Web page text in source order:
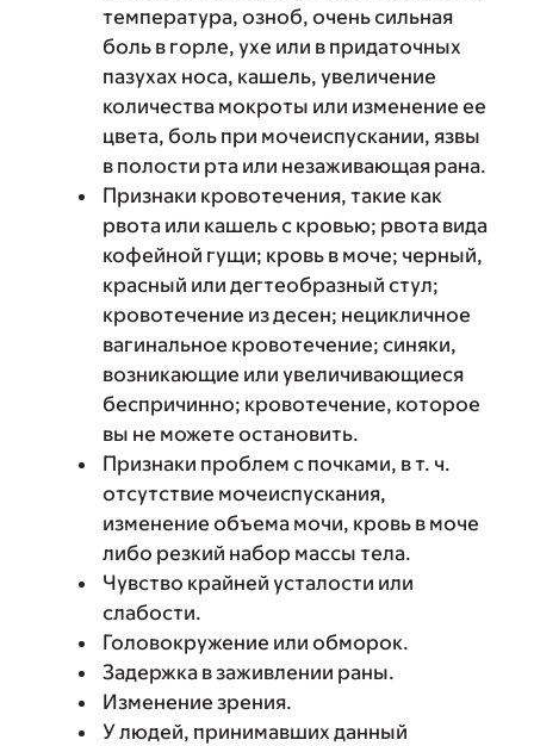
температура, озноб, очень сильная
боль в горле, ухе или в придаточных
пазухах носа, кашель, увеличение
количества мокроты или изменение ее
цвета, боль при мочеиспускании, язвы
в полости рта или незаживающая рана.
Признаки кровотечения, такие как
рвота или кашель с кровью; рвота вида
кофейной гущи; кровь в моче; черный,
красный или дегтеобразный стул;
кровотечение из десен; нецикличное
вагинальное кровотечение; синяки,
возникающие или увеличивающиеся
беспричинно; кровотечение, которое
вы не можете остановить.
Признаки проблем с почками, в т. ч.
отсутствие мочеиспускания,
изменение объема мочи, кровь в моче
либо резкий набор массы тела.
Чувство крайней усталости или
слабости.
Головокружение или обморок.
Задержка в заживлении раны.
Изменение зрения.
У людей, принимавших данный